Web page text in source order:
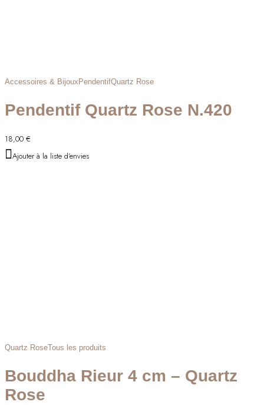
Accessoires & Bijoux PendentifQuartz Rose
Pendentif Quartz Rose N.420
18,00 €
Ajouter à la liste d'envies
Quartz RoseTous les produits
Bouddha Rieur 4 cm – Quartz
Rose